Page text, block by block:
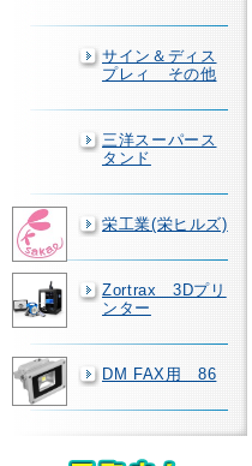
サイン＆ディス
プレィ その他
三洋スーパース
タンド
栄工業(栄ヒルズ)
Zortrax 3Dプリ
ンター
DM FAX用 86